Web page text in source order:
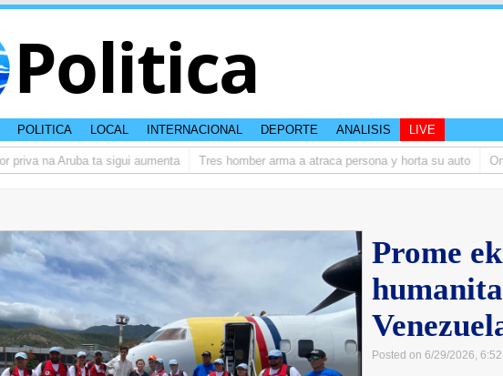
Politica
POLITICA LOCAL INTERNACIONAL DEPORTE ANALISIS LIVE
na Aruba ta sigui aumenta Tres homber arma a atraca persona y horta su auto
Prome
Posted on 6/29/2026, 6:52